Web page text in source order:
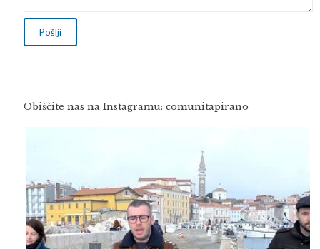
Obiščite nas na Instagramu: comunitapirano